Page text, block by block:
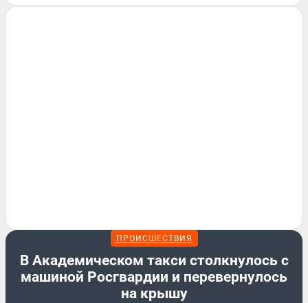
ПРОИСШЕСТВИЯ
В Академическом такси столкнулось с
машиной Росгвардии и перевернулось
на крышу